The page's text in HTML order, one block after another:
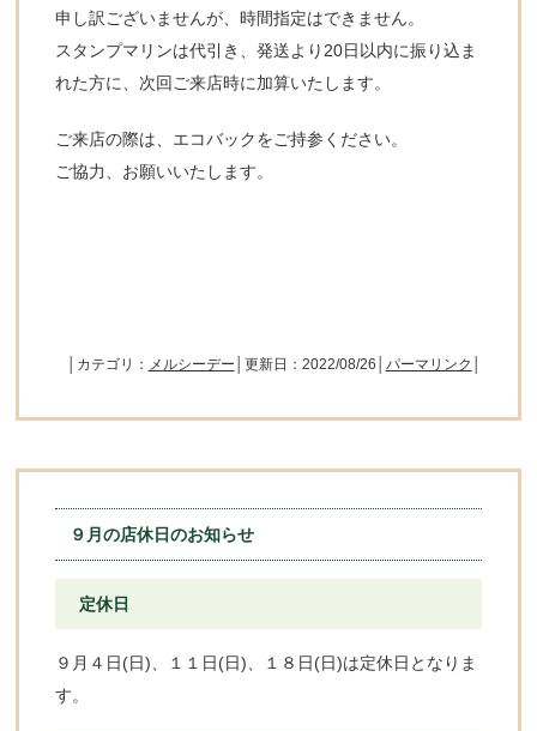
申し訳ございませんが、時間指定はできません。
スタンプマリンは代引き、発送より20日以内に振り込ま
れた方に、次回ご来店時に加算いたします。
ご来店の際は、エコバックをご持参ください。
ご協力、お願いいたします。
│カテゴリ： メルシーデー │更新日：2022/08/26│ パーマリンク
９月の店休日のお知らせ
定休日
９月４日(日)、１１日(日)、１８日(日)は定休日となりま
す。